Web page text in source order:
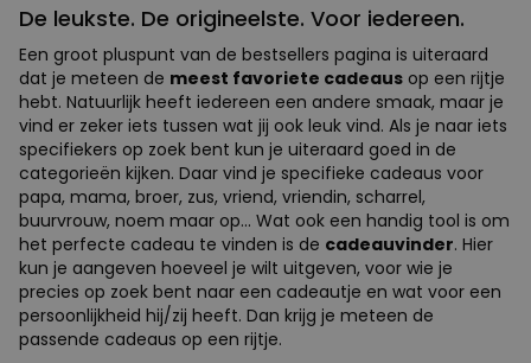
De leukste. De origineelste. Voor iedereen.
Een groot pluspunt van de bestsellers pagina is uiteraard
dat je meteen de meest favoriete cadeaus op een rijtje
hebt. Natuurlijk heeft iedereen een andere smaak, maar je
vind er zeker iets tussen wat jij ook leuk vind. Als je naar iets
specifiekers op zoek bent kun je uiteraard goed in de
categorieën kijken. Daar vind je specifieke cadeaus voor
papa, mama, broer, zus, vriend, vriendin, scharrel,
buurvrouw, noem maar op... Wat ook een handig tool is om
het perfecte cadeau te vinden is de cadeauvinder. Hier
kun je aangeven hoeveel je wilt uitgeven, voor wie je
precies op zoek bent naar een cadeautje en wat voor een
persoonlijkheid hij/zij heeft. Dan krijg je meteen de
passende cadeaus op een rijtje.